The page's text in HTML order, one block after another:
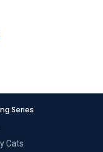
Series
Cats